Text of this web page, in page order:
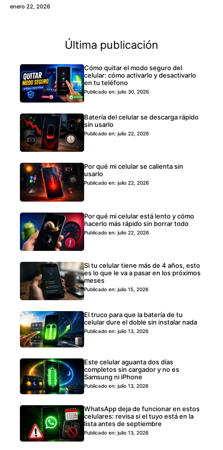
enero 22, 2026
Última publicación
Cómo quitar el modo seguro del
celular: cómo activarlo y desactivarlo
en tu teléfono
Publicado en: julio 30, 2026
Batería del celular se descarga rápido
sin usarlo
Publicado en: julio 22, 2026
Por qué mi celular se calienta sin
usarlo
Publicado en: julio 22, 2026
Por qué mi celular está lento y cómo
hacerlo más rápido sin borrar todo
Publicado en: julio 22, 2026
Si tu celular tiene más de 4 años, esto
es lo que le va a pasar en los próximos
meses
Publicado en: julio 15, 2026
El truco para que la batería de tu
celular dure el doble sin instalar nada
Publicado en: julio 13, 2026
Este celular aguanta dos días
completos sin cargador y no es
Samsung ni iPhone
Publicado en: julio 13, 2026
WhatsApp deja de funcionar en estos
celulares: revisa si el tuyo está en la
lista antes de septiembre
Publicado en: julio 13, 2026